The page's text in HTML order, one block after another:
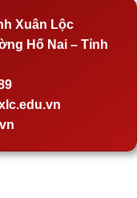
Xuân Lộc
Hố Nai – Tỉnh